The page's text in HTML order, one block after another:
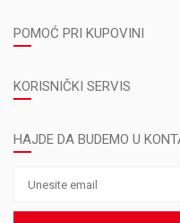
POMOĆ PRI KUPOVINI
KORISNIČKI SERVIS
HAJDE DA BUDEMO U